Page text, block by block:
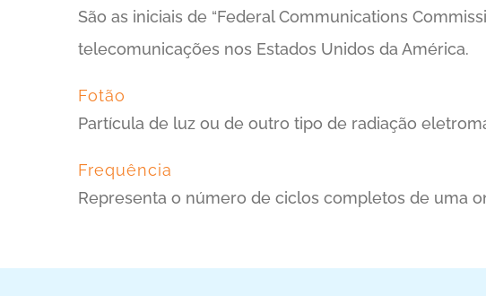
São as iniciais de “Federal Communications
telecomunicações nos Estados Unidos da América.
Fotão
Partícula de luz ou de outro tipo de radiação
Frequência
Representa o número de ciclos completos de uma